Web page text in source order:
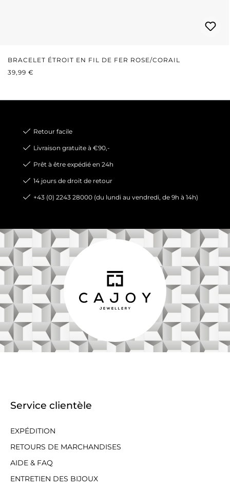
BRACELET ÉTROIT EN FIL DE FER ROSE/CORAIL
PRIX RÉGULIER :
39,99 €
Retour facile
Livraison gratuite à €90,-
Prêt à être expédié en 24h
14 jours de droit de retour
+43 (0) 2243 28000 (du lundi au vendredi, de 9h à 14h)
Service clientèle
EXPÉDITION
RETOURS DE MARCHANDISES
AIDE & FAQ
ENTRETIEN DES BIJOUX